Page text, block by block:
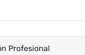
Profesional